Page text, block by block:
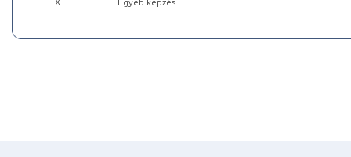
X
Egyéb képzés